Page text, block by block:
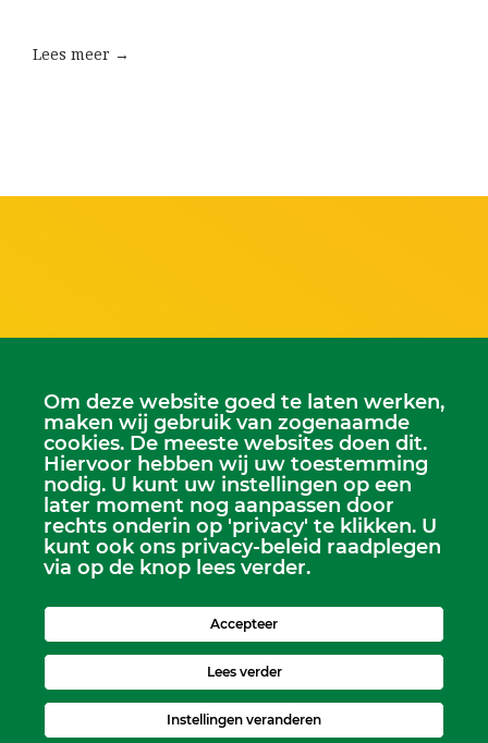
Lees meer →
Kerkelijk Bureau
scriba@kerkheerjansdam.nl
Om deze website goed te laten werken,
maken wij gebruik van zogenaamde
cookies. De meeste websites doen dit.
Hiervoor hebben wij uw toestemming
nodig. U kunt uw instellingen op een
later moment nog aanpassen door
rechts onderin op 'privacy' te klikken. U
kunt ook ons privacy-beleid raadplegen
via op de knop lees verder.
Accepteer
Lees verder
Instellingen veranderen